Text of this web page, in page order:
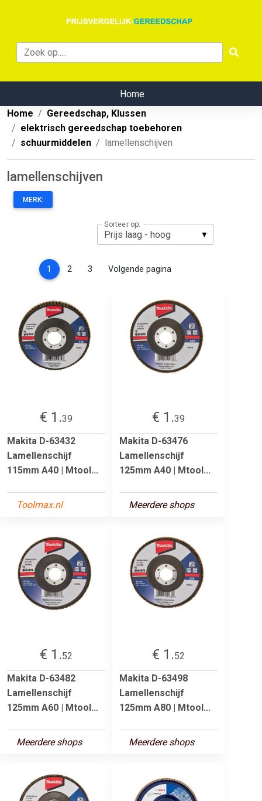
Home
Home
Gereedschap, Klussen
elektrisch gereedschap toebehoren
schuurmiddelen
lamellenschijven
lamellenschijven
MERK:
Sorteer op:
1 (current)
2 3 Volgende pagina
€ 1.39
Makita D-63432
Lamellenschijf
115mm A40 | Mtool...
Toolmax.nl
€ 1.39
Makita D-63476
Lamellenschijf
125mm A40 | Mtool...
Meerdere shops
€ 1.52
Makita D-63482
Lamellenschijf
125mm A60 | Mtool...
Meerdere shops
€ 1.52
Makita D-63498
Lamellenschijf
125mm A80 | Mtool...
Meerdere shops